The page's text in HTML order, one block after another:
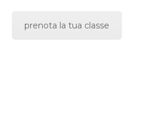
prenota la tua classe